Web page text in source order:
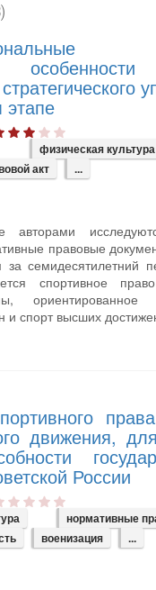
особенности
физическая культура
акт
...
авторами
правовые
семидесятилетний
спортивное
и спорт высших
движения,
России
нормативные
военизация ...